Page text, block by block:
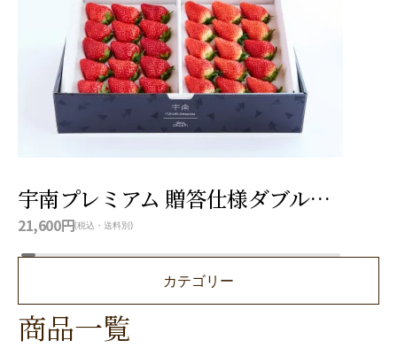
宇南プレミアム 贈答仕様ダブル（品種とちあいか）
21,600円(税込・送料別)
カテゴリー
商品一覧